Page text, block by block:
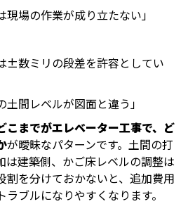
現場の作業が成り立たない」
±数ミリの段差を許容としてい
土間レベルが図面と違う」
こまでがエレベーター工事で、ど
が曖昧なパターンです。土間の打
は建築側、かご床レベルの調整は
割を分けておかないと、追加費用
ブルになりやすくなります。